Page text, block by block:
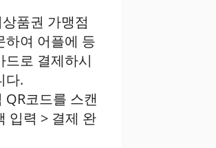
품권 가맹점
하여 어플에 등
드로 결제하시
다.
QR코드를 스캔
입력 > 결제 완